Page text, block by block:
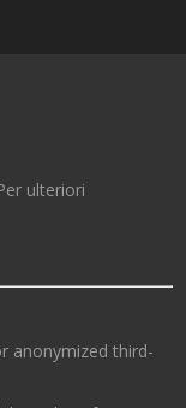
ulteriori
anonymized third-